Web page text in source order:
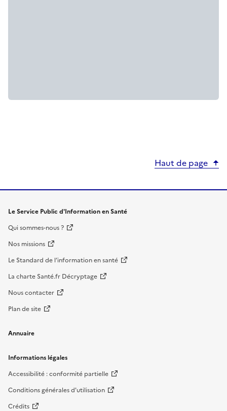
Haut de page
Le Service Public d'Information en Santé
Qui sommes-nous ?
Nos missions
Le Standard de l’information en santé
La charte Santé.fr Décryptage
Nous contacter
Plan de site
Annuaire
Informations légales
Accessibilité : conformité partielle
Conditions générales d'utilisation
Crédits